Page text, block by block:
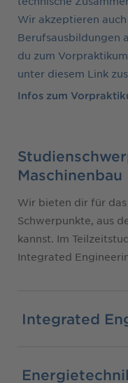
Wir akzeptieren
Berufsausbildungen
du zum
unter diesem Link
Infos zum
Maschinenbau
Wir bieten dir für
Schwerpunkte, aus
kannst. Im
Integrated
Integrated